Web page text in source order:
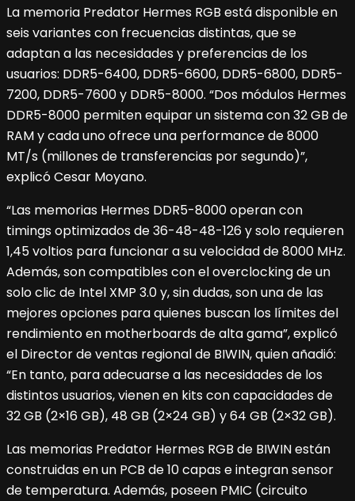
La memoria Predator Hermes RGB está disponible en
seis variantes con frecuencias distintas, que se
adaptan a las necesidades y preferencias de los
usuarios: DDR5-6400, DDR5-6600, DDR5-6800, DDR5-
7200, DDR5-7600 y DDR5-8000. “Dos módulos Hermes
DDR5-8000 permiten equipar un sistema con 32 GB de
RAM y cada uno ofrece una performance de 8000
MT/s (millones de transferencias por segundo)”,
explicó Cesar Moyano.
“Las memorias Hermes DDR5-8000 operan con
timings optimizados de 36-48-48-126 y solo requieren
1,45 voltios para funcionar a su velocidad de 8000 MHz.
Además, son compatibles con el overclocking de un
solo clic de Intel XMP 3.0 y, sin dudas, son una de las
mejores opciones para quienes buscan los límites del
rendimiento en motherboards de alta gama”, explicó
el Director de ventas regional de BIWIN, quien añadió:
“En tanto, para adecuarse a las necesidades de los
distintos usuarios, vienen en kits con capacidades de
32 GB (2×16 GB), 48 GB (2×24 GB) y 64 GB (2×32 GB).
Las memorias Predator Hermes RGB de BIWIN están
construidas en un PCB de 10 capas e integran sensor
de temperatura. Además, poseen PMIC (circuito